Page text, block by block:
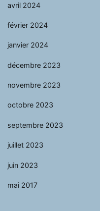
avril 2024
février 2024
janvier 2024
décembre 2023
novembre 2023
octobre 2023
septembre 2023
juillet 2023
juin 2023
mai 2017